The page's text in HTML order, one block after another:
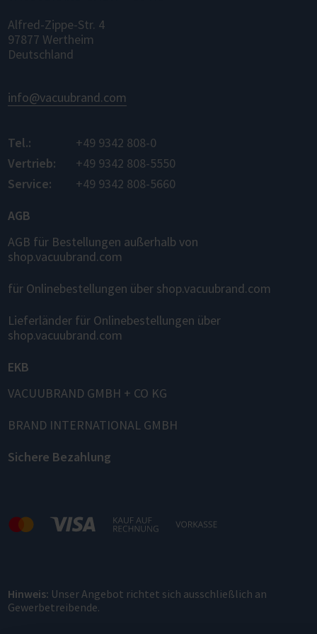
Alfred-Zippe-Str. 4
97877 Wertheim
Deutschland
info@vacuubrand.com
Tel.:
+49 9342 808-0
Vertrieb:
+49 9342 808-5550
Service:
+49 9342 808-5660
AGB
AGB für Bestellungen außerhalb von
shop.vacuubrand.com
für Onlinebestellungen über shop.vacuubrand.com
Lieferländer für Onlinebestellungen über
shop.vacuubrand.com
EKB
VACUUBRAND GMBH + CO KG
BRAND INTERNATIONAL GMBH
Sichere Bezahlung
Hinweis: Unser Angebot richtet sich ausschließlich an
Gewerbetreibende.